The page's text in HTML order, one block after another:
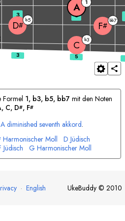
C b3
D#
b5 F#
bb7
A 1
3 5
Formel 1, b3, b5, bb7 mit den Noten
, C, D#, F#
Adiminished seventh akkord.
Harmonischer Moll D Jüdisch
Jüdisch G Harmonischer Moll
Moll B Jüdisch
· English UkeBuddy © 2010